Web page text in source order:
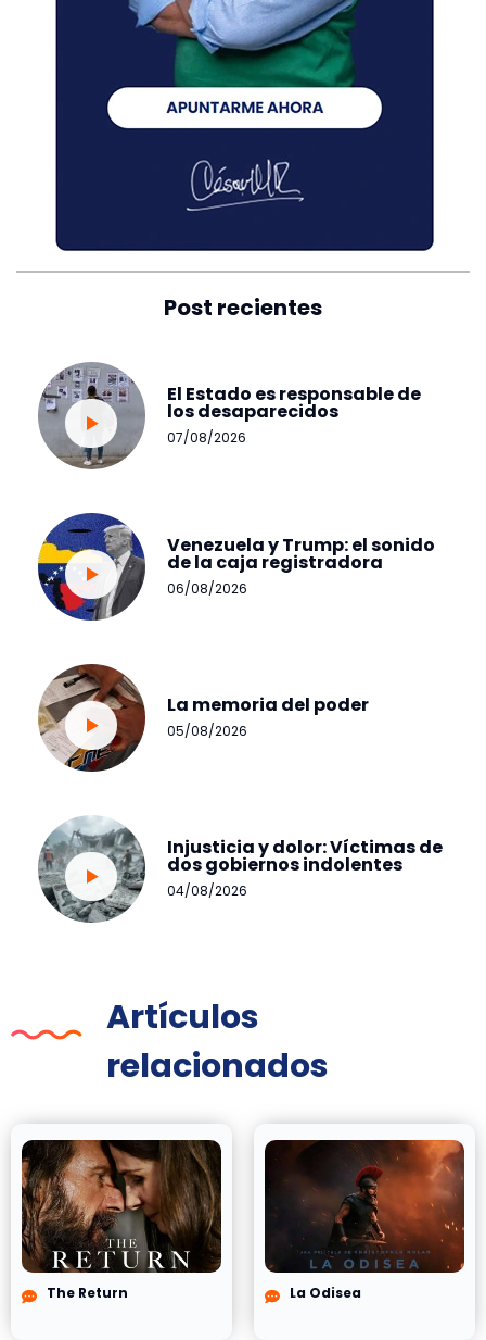
Post recientes
El Estado es responsable de
los desaparecidos
07/08/2026
Venezuela y Trump: el sonido
de la caja registradora
06/08/2026
La memoria del poder
05/08/2026
Injusticia y dolor: Víctimas de
dos gobiernos indolentes
04/08/2026
Artículos
relacionados
The Return La Odisea